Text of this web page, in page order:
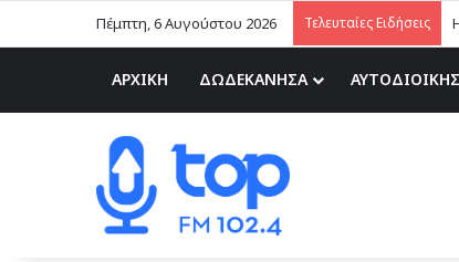
Πέμπτη, 6 Αυγούστου 2026 Τελευταίες Ειδήσεις
ΑΡΧΙΚΗ ΔΩΔΕΚΑΝΗΣΑ